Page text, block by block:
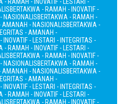
BERTAKWA - RAMAH - INOVATIF -
NASIONALISBERTAKWA - RAMAH -
AMANAH - NASIONALISBERTAKWA -
- AMANAH -
INOVATIF - LESTARI - INTEGRITAS -
- RAMAH - INOVATIF - LESTARI -
BERTAKWA - RAMAH - INOVATIF -
NASIONALISBERTAKWA - RAMAH -
AMANAH - NASIONALISBERTAKWA -
- AMANAH -
INOVATIF - LESTARI - INTEGRITAS -
- RAMAH - INOVATIF - LESTARI -
BERTAKWA - RAMAH - INOVATIF -